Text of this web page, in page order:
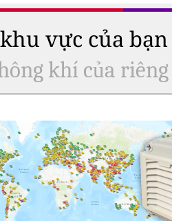
vực của
khí của riêng